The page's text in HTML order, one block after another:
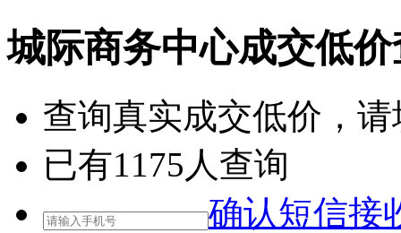
城际商务中心成交低
查询真实成交低价 ，
已有1175 人查询
确认短信接